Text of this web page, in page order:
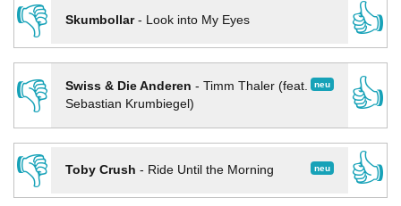
👎
Skumbollar- Look into My Eyes
👍
👎
neu
Swiss & Die Anderen - Timm Thaler (feat.
Sebastian Krumbiegel)
👍
👎
neu
Toby Crush - Ride Until the Morning
👍